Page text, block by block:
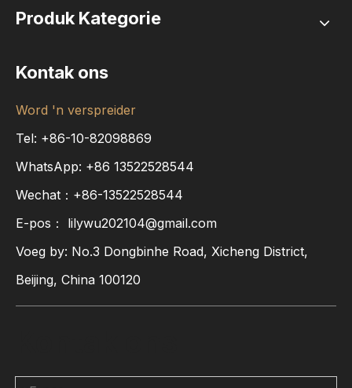
Produk Kategorie
Kontak ons
Word 'n verspreider
Tel: +86-10-82098869
WhatsApp: +86 13522528544
Wechat：+86-13522528544
E-pos： lilywu202104@gmail.com
Voeg by: No.3 Dongbinhe Road, Xicheng District,
Beijing, China 100120